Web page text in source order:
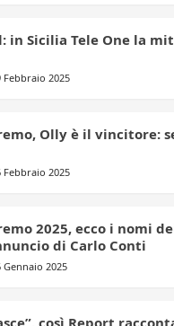
in Sicilia Tele One la
Febbraio 2025
Olly è il vincitore:
Febbraio 2025
2025, ecco i nomi
di Carlo Conti
Gennaio 2025